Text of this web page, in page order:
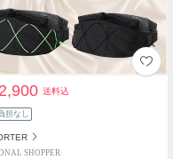
送料込
担なし
SHOPPER